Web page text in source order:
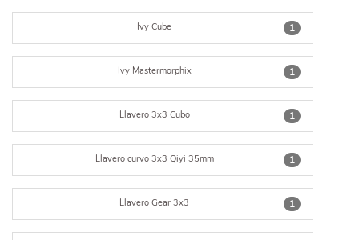
1
Ivy Cube
1
Ivy Mastermorphix
1
Llavero 3x3 Cubo
1
Llavero curvo 3x3 Qiyi 35mm
1
Llavero Gear 3x3